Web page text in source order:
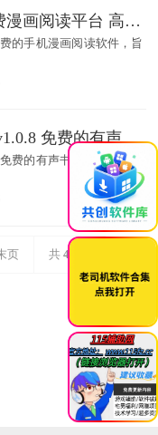
酷漫星 v4.2.02 免费漫画阅读平台 高清全彩漫画大全
Android 小梨听书 v1.0.8 免费的有声书听书软件
页 共 40